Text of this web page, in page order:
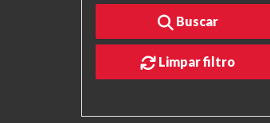
Buscar
Limpar filtro